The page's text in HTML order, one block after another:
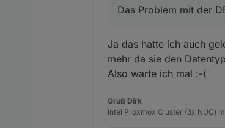
type = "string"
dass Anwender
Das Problem mit der
Ja das hatte ich auch
mehr da sie den
Also warte ich mal :-(
Gruß Dirk
Intel Proxmox Cluster (3x NUC)